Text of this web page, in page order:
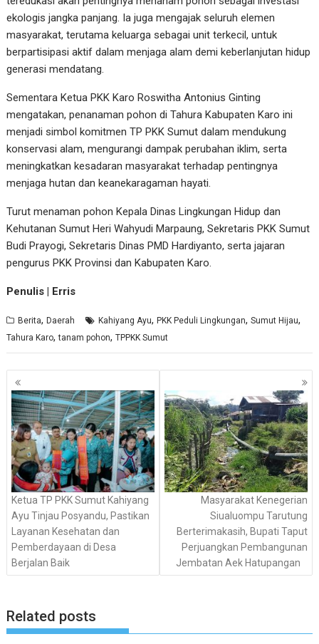
ekologis jangka panjang. Ia juga mengajak seluruh elemen
masyarakat, terutama keluarga sebagai unit terkecil, untuk
berpartisipasi aktif dalam menjaga alam demi keberlanjutan hidup
generasi mendatang.
Sementara Ketua PKK Karo Roswitha Antonius Ginting
mengatakan, penanaman pohon di Tahura Kabupaten Karo ini
menjadi simbol komitmen TP PKK Sumut dalam mendukung
konservasi alam, mengurangi dampak perubahan iklim, serta
meningkatkan kesadaran masyarakat terhadap pentingnya
menjaga hutan dan keanekaragaman hayati.
Turut menaman pohon Kepala Dinas Lingkungan Hidup dan
Kehutanan Sumut Heri Wahyudi Marpaung, Sekretaris PKK Sumut
Budi Prayogi, Sekretaris Dinas PMD Hardiyanto, serta jajaran
pengurus PKK Provinsi dan Kabupaten Karo.
Penulis | Erris
Berita,Daerah Kahiyang Ayu,PKK Peduli Lingkungan,Sumut Hijau,
Tahura Karo,tanam pohon,TPPKK Sumut
Navigasi
pos
Ketua TP PKK Sumut Kahiyang
Ayu Tinjau Posyandu, Pastikan
Layanan Kesehatan dan
Pemberdayaan di Desa
Berjalan Baik
Masyarakat Kenegerian
Siualuompu Tarutung
Berterimakasih, Bupati Taput
Perjuangkan Pembangunan
Jembatan Aek Hatupangan
Related posts